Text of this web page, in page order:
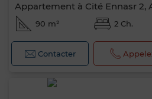
Appartement à Cité Ennasr 2,
90 m² 2 Ch.
Contacter